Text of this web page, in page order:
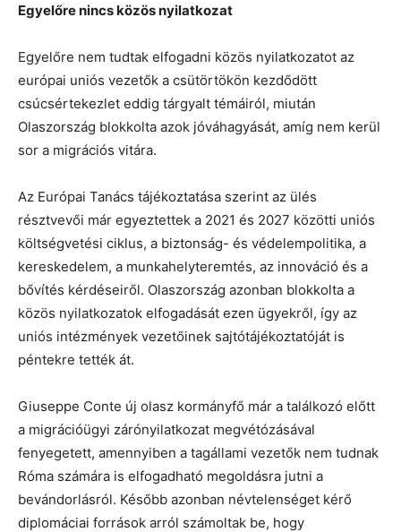
Egyelőre nincs közös nyilatkozat
Egyelőre nem tudtak elfogadni közös nyilatkozatot az
európai uniós vezetők a csütörtökön kezdődött
csúcsértekezlet eddig tárgyalt témáiról, miután
Olaszország blokkolta azok jóváhagyását, amíg nem kerül
sor a migrációs vitára.
Az Európai Tanács tájékoztatása szerint az ülés
résztvevői már egyeztettek a 2021 és 2027 közötti uniós
költségvetési ciklus, a biztonság- és védelempolitika, a
kereskedelem, a munkahelyteremtés, az innováció és a
bővítés kérdéseiről. Olaszország azonban blokkolta a
közös nyilatkozatok elfogadását ezen ügyekről, így az
uniós intézmények vezetőinek sajtótájékoztatóját is
péntekre tették át.
Giuseppe Conte új olasz kormányfő már a találkozó előtt
a migrációügyi zárónyilatkozat megvétózásával
fenyegetett, amennyiben a tagállami vezetők nem tudnak
Róma számára is elfogadható megoldásra jutni a
bevándorlásról. Később azonban névtelenséget kérő
diplomáciai források arról számoltak be, hogy